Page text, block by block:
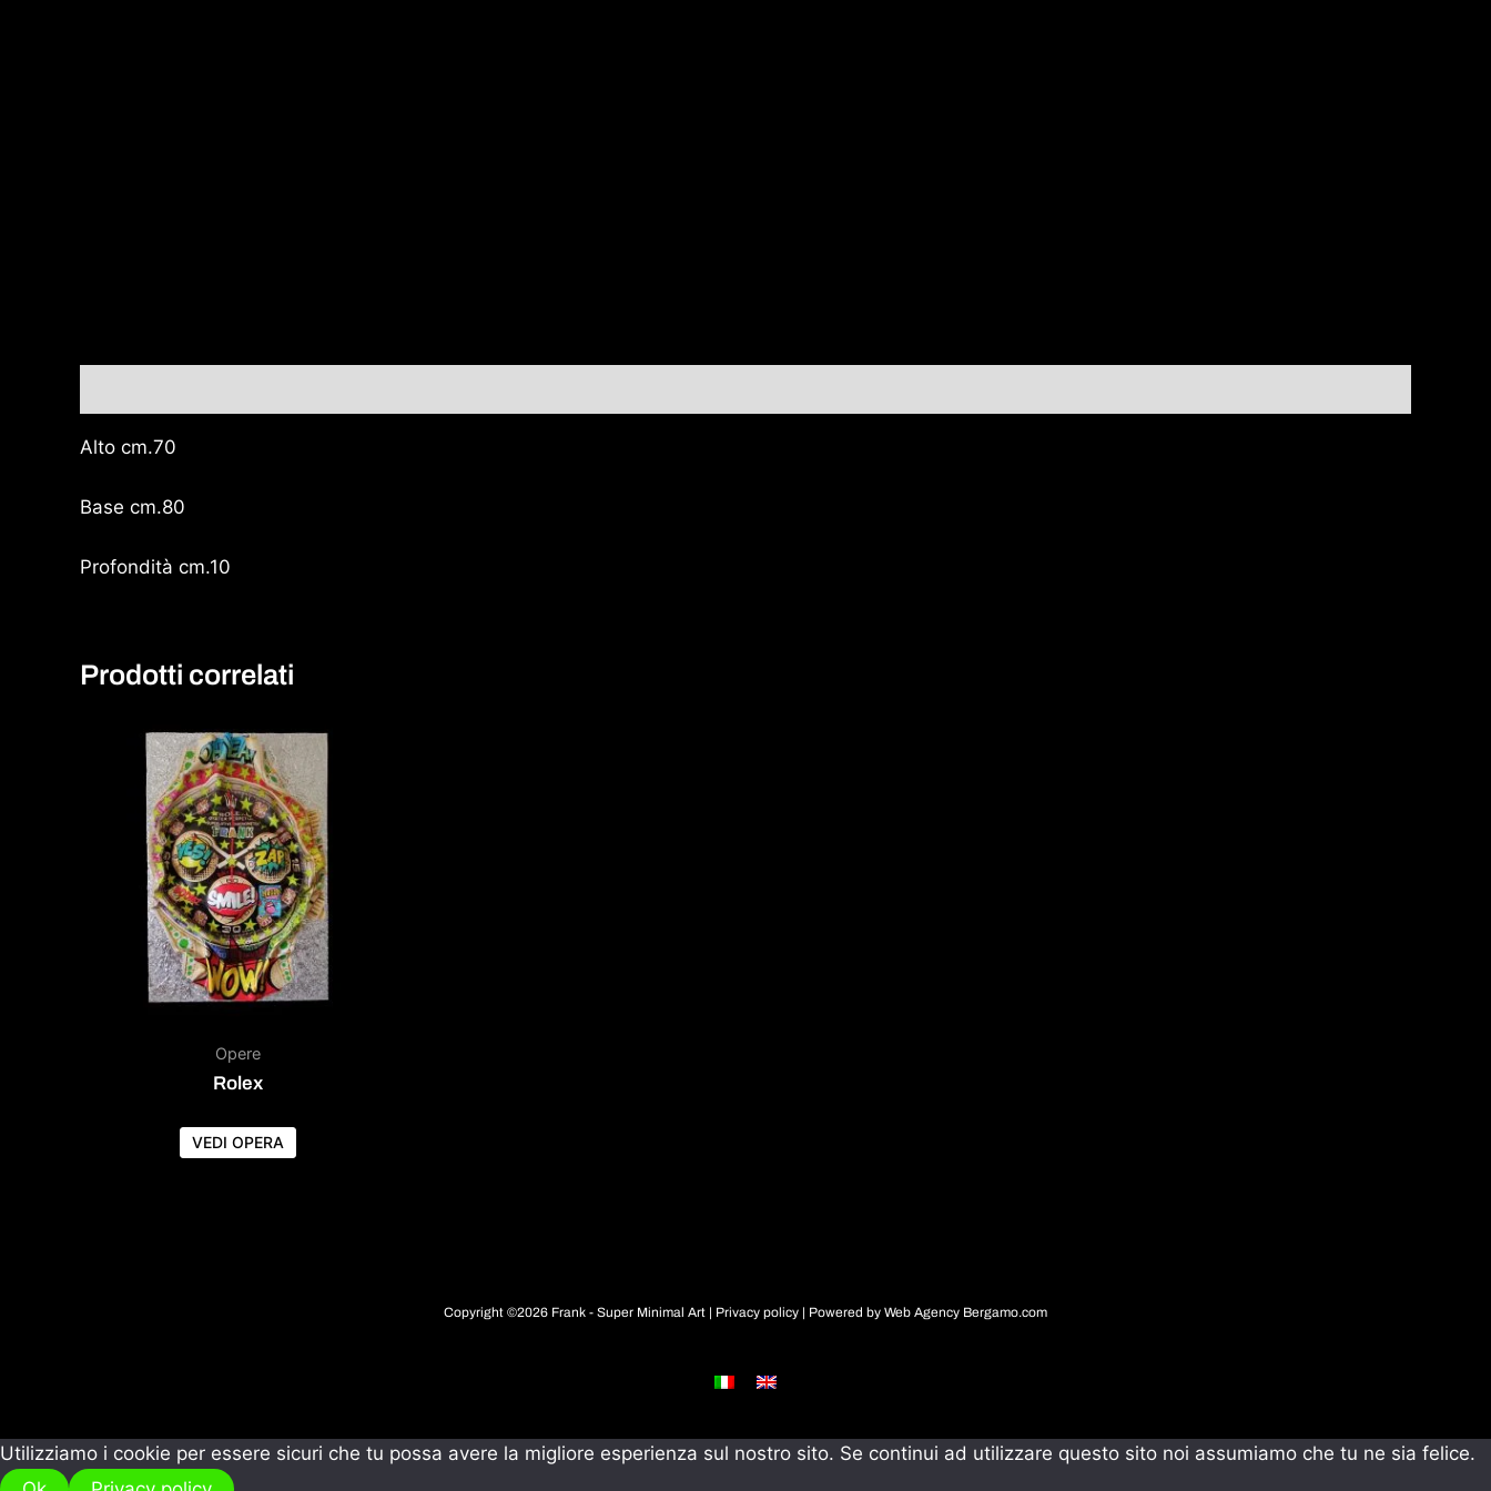
Alto cm.70
Base cm.80
Profondità cm.10
Prodotti correlati
Opere
Rolex
VEDI OPERA
Copyright ©2026 Frank - Super Minimal Art | Privacy policy | Powered by Web Agency Bergamo.com
Utilizziamo i cookie per essere sicuri che tu possa avere la migliore esperienza sul nostro sito. Se continui ad utilizzare questo sito noi assumiamo che tu ne sia felice.